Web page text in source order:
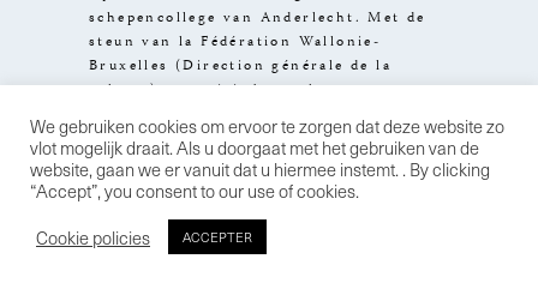
schepencollege van Anderlecht. Met de
steun van la Fédération Wallonie-
Bruxelles (Direction générale de la
culture), van visit.brussels en van
het Brussels Hoofdstedelijk Gewest.
Design byStereo Wettelijke
informatie Algemene
verkoopsvoorwaarden Privacybeleid
We gebruiken cookies om ervoor te zorgen dat deze website zo
vlot mogelijk draait. Als u doorgaat met het gebruiken van de
website, gaan we er vanuit dat u hiermee instemt. . By clicking
“Accept”, you consent to our use of cookies.
Cookie policies
ACCEPTER